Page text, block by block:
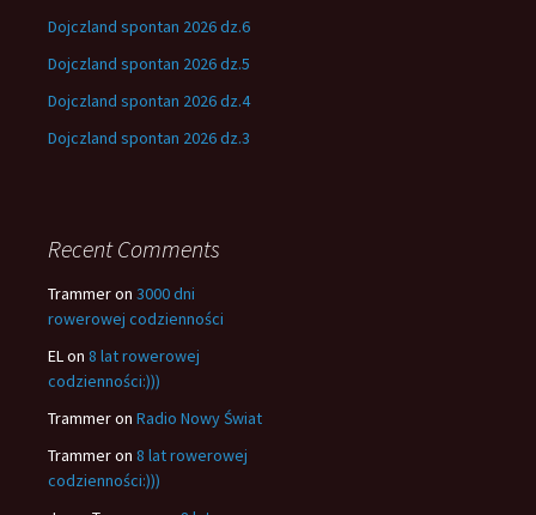
Dojczland spontan 2026 dz.6
Dojczland spontan 2026 dz.5
Dojczland spontan 2026 dz.4
Dojczland spontan 2026 dz.3
Recent Comments
Trammeron 3000 dni
rowerowej codzienności
ELon 8 lat rowerowej
codzienności:)))
Trammeron Radio Nowy Świat
Trammeron 8 lat rowerowej
codzienności:)))